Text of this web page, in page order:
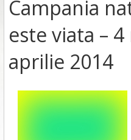
Campania
este viata –
aprilie 2014